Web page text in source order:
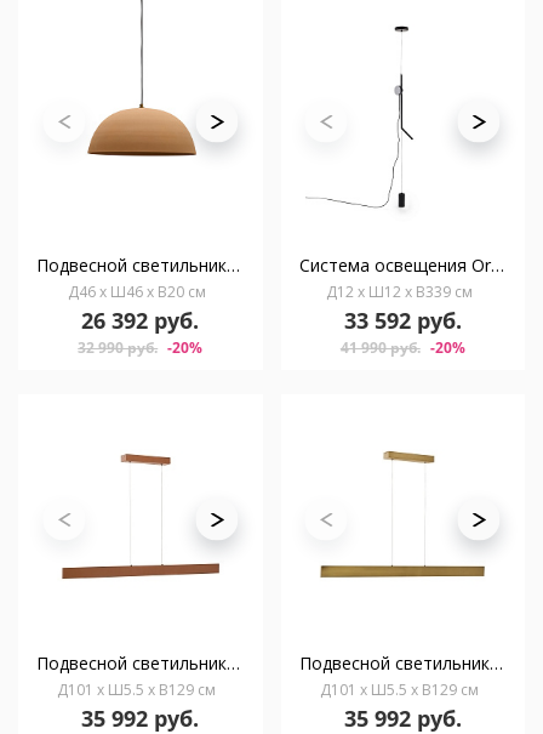
Подвесной светильник Nibla из металла с терракотовым эффектом Ø46см
Д46 x Ш46 x В20 см
26 392 руб.
32 990 руб. -20%
Система освещения Orey из черного металла с многопозиционным точечным светильником
Д12 x Ш12 x В339 см
33 592 руб.
41 990 руб. -20%
Подвесной светильник Boadella из алюминия с терракотовой отделкой
Д101 x Ш5.5 x В129 см
35 992 руб.
Подвесной светильник Boadella из алюминия с золотой отделкой
Д101 x Ш5.5 x В129 см
35 992 руб.